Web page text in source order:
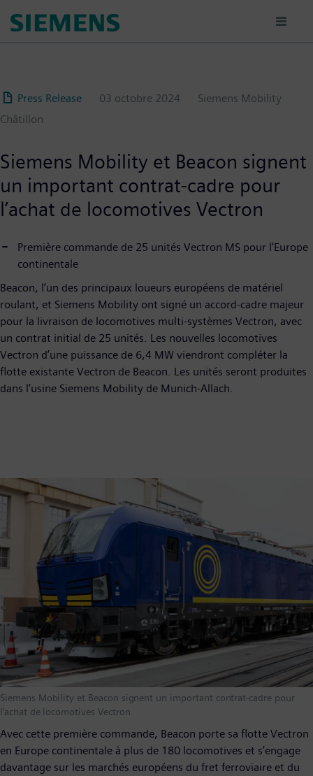
au
Press Release 03 octobre 2024
Siemens Mobility
Châtillon
Siemens Mobility et Beacon signent
un important contrat-cadre pour
l’achat de locomotives Vectron
Première commande de 25 unités Vectron MS pour l’Europe
continentale
Beacon, l’un des principaux loueurs européens de matériel
roulant, et Siemens Mobility ont signé un accord-cadre majeur
pour la livraison de locomotives multi-systèmes Vectron, avec
un contrat initial de 25 unités. Les nouvelles locomotives
Vectron d’une puissance de 6,4 MW viendront compléter la
flotte existante Vectron de Beacon. Les unités seront produites
dans l’usine Siemens Mobility de Munich-Allach.
Siemens Mobility et Beacon signent un important contrat-cadre pour
l’achat de locomotives Vectron
Avec cette première commande, Beacon porte sa flotte Vectron
en Europe continentale à plus de 180 locomotives et s’engage
davantage sur les marchés européens du fret ferroviaire et du